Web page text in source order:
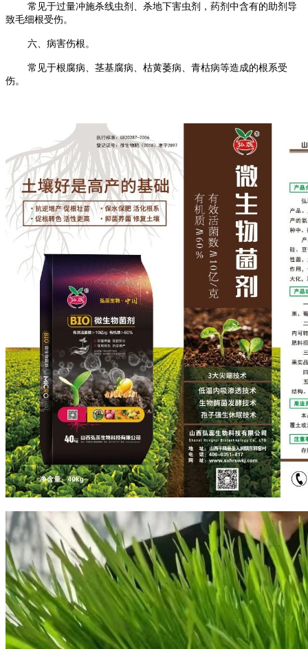
常见于过量冲施杀线虫剂、杀地下害虫剂，药剂中含有的助剂导
致毛细根受伤。
六、病害伤根。
常见于根腐病、茎基腐病、枯黄萎病、青枯病等造成的根系受
伤。